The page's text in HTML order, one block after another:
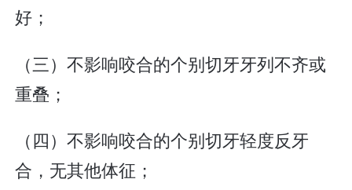
好；
（三）不影响咬合的个别切牙牙列不齐或
重叠；
（四）不影响咬合的个别切牙轻度反牙
合，无其他体征；